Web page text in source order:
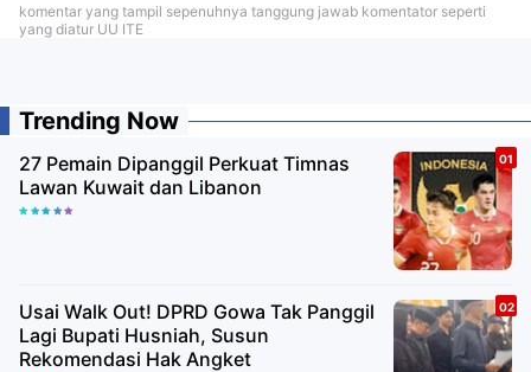
komentar yang tampil sepenuhnya tanggung jawab komentator seperti
yang diatur UU ITE
Trending Now
27 Pemain Dipanggil Perkuat Timnas
Lawan Kuwait dan Libanon
Usai Walk Out! DPRD Gowa Tak Panggil
Lagi Bupati Husniah, Susun
Rekomendasi Hak Angket